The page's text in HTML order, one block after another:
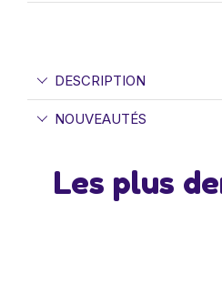
DESCRIPTION
NOUVEAUTÉS
Les plus